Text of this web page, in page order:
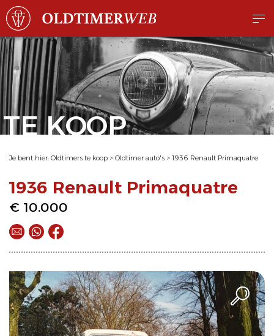
TE KOOP
Je bent hier: Oldtimers te koop > Oldtimer auto's > 1936 Renault Primaquatre
1936 Renault Primaquatre
€ 10.000